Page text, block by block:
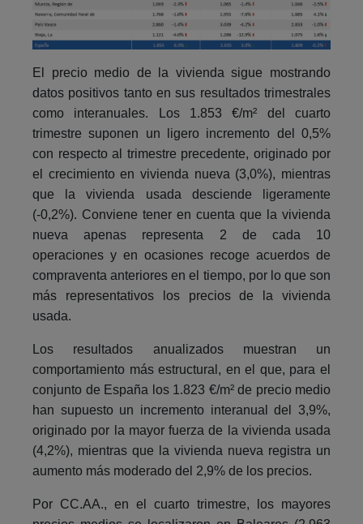
El precio medio de la vivienda sigue mostrando
datos positivos tanto en sus resultados trimestrales
como interanuales. Los 1.853 €/m² del cuarto
trimestre suponen un ligero incremento del 0,5%
con respecto al trimestre precedente, originado por
el crecimiento en vivienda nueva (3,0%), mientras
que la vivienda usada desciende ligeramente
(-0,2%). Conviene tener en cuenta que la vivienda
nueva apenas representa 2 de cada 10
operaciones y en ocasiones recoge acuerdos de
compraventa anteriores en el tiempo, por lo que son
más representativos los precios de la vivienda
usada.
Los resultados anualizados muestran un
comportamiento más estructural, en el que, para el
conjunto de España los 1.823 €/m² de precio medio
han supuesto un incremento interanual del 3,9%,
originado por la mayor fuerza de la vivienda usada
(4,2%), mientras que la vivienda nueva registra un
aumento más moderado del 2,9% de los precios.
Por CC.AA., en el cuarto trimestre, los mayores